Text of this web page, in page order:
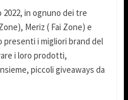
2022, in ognuno dei tre
Meriz ( Fai Zone) e
presenti i migliori brand del
i loro prodotti,
piccoli giveaways da